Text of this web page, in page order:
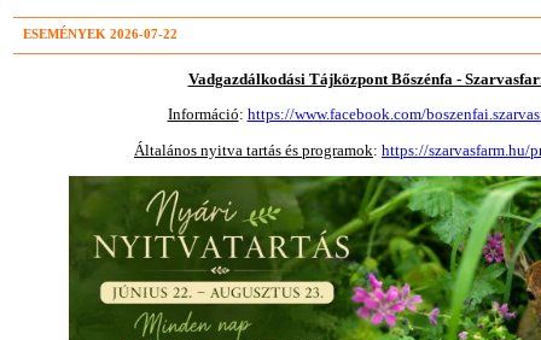
ESEMÉNYEK 2026-07-22
Vadgazdálkodási Tájközpont Bőszénfa -
Információ: https://www.facebook.com/
Általános nyitva tartás és programok: https://szarvasfarm.hu/